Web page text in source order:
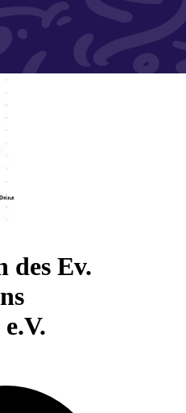
des Ev.